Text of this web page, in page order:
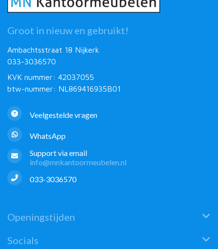
Groot in nieuw en gebruikt!
Ambachtsstraat 18 Nijkerk
033-3036570
KVK nummer: 42037055
btw-nummer: NL869416935B01
Veelgestelde vragen
WhatsApp
Support via email
info@mnkantoormeubelen.nl
033-3036570
Openingstijden
Socials